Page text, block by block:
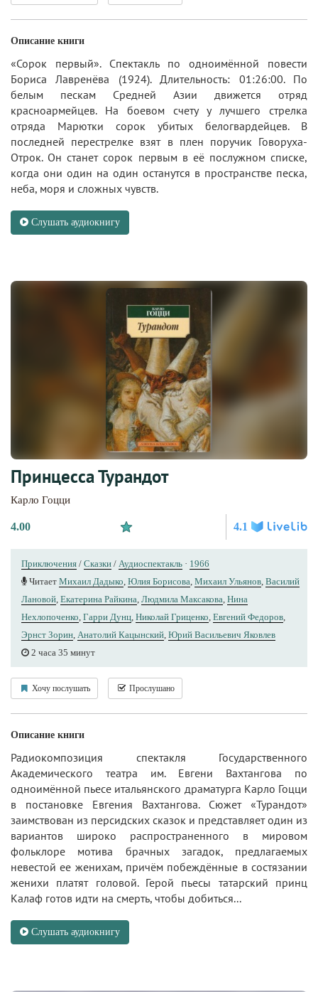
Описание книги
«Сорок первый». Спектакль по одноимённой повести
Бориса Лавренёва (1924). Длительность: 01:26:00. По
белым пескам Средней Азии движется отряд
красноармейцев. На боевом счету у лучшего стрелка
отряда Марютки сорок убитых белогвардейцев. В
последней перестрелке взят в плен поручик Говоруха-
Отрок. Он станет сорок первым в её послужном списке,
когда они один на один останутся в пространстве песка,
неба, моря и сложных чувств.
Слушать аудиокнигу
Принцесса Турандот
Карло Гоцци
4.00 4.1
Приключения / Сказки / Аудиоспектакль · 1966
Читает Михаил Дадыко Юлия Борисова Михаил Ульянов Василий
Лановой Екатерина Райкина Людмила Максакова Нина
Нехлопоченко Гарри Дунц Николай Гриценко Евгений Федоров
Эрнст Зорин Анатолий Кацынский Юрий Вacильeвич Яковлев
2 часа 35 минут
Хочу послушать Прослушано
Описание книги
Радиокомпозиция спектакля Государственного
Академического театра им. Евгени Вахтангова по
одноимённой пьесе итальянского драматурга Карло Гоцци
в постановке Евгения Вахтангова. Сюжет «Турандот»
заимствован из персидских сказок и представляет один из
вариантов широко распространенного в мировом
фольклоре мотива брачных загадок, предлагаемых
невестой ее женихам, причём побеждённые в состязании
женихи платят головой. Герой пьесы татарский принц
Калаф готов идти на смерть, чтобы добиться...
Слушать аудиокнигу